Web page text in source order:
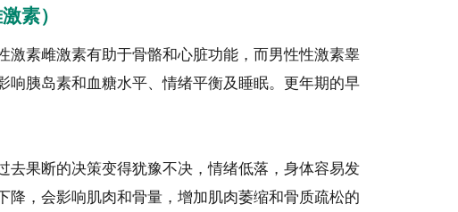
素）
激素雌激素有助于骨骼和心脏功能，而男性性激素睾
响胰岛素和血糖水平、情绪平衡及睡眠。更年期的早
去果断的决策变得犹豫不决，情绪低落，身体容易发
，会影响肌肉和骨量，增加肌肉萎缩和骨质疏松的